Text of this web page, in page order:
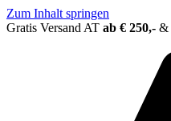
Zum Inhalt springen
Gratis Versand AT ab € 250,- &